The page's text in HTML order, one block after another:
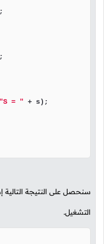
"S = " + s);
سنحصل على النتيجة التالية
التشغيل.